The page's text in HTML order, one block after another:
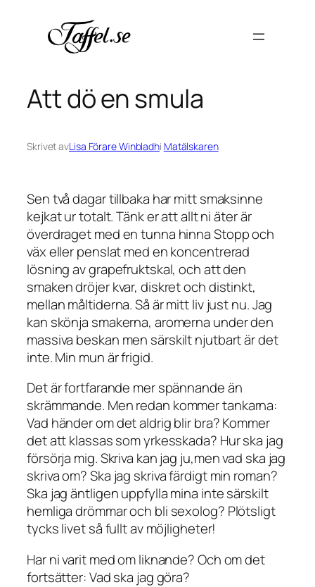
innehåll
Att dö en smula
Skrivet avLisa Förare Winbladhi Matälskaren
Sen två dagar tillbaka har mitt smaksinne
kejkat ur totalt. Tänk er att allt ni äter är
överdraget med en tunna hinna Stopp och
väx eller penslat med en koncentrerad
lösning av grapefruktskal, och att den
smaken dröjer kvar, diskret och distinkt,
mellan måltiderna. Så är mitt liv just nu. Jag
kan skönja smakerna, aromerna under den
massiva beskan men särskilt njutbart är det
inte. Min mun är frigid.
Det är fortfarande mer spännande än
skrämmande. Men redan kommer tankarna:
Vad händer om det aldrig blir bra? Kommer
det att klassas som yrkesskada? Hur ska jag
försörja mig. Skriva kan jag ju,men vad ska jag
skriva om? Ska jag skriva färdigt min roman?
Ska jag äntligen uppfylla mina inte särskilt
hemliga drömmar och bli sexolog? Plötsligt
tycks livet så fullt av möjligheter!
Har ni varit med om liknande? Och om det
fortsätter: Vad ska jag göra?